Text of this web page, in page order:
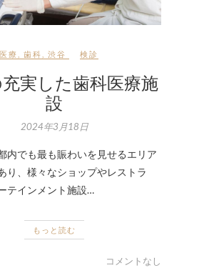
医療 歯科 渋谷 検診
実した歯科医療施
設
2024年3月18日
内でも最も賑わいを見せるエリア
り、様々なショップやレストラ
テインメント施設…
もっと読む
コメントなし